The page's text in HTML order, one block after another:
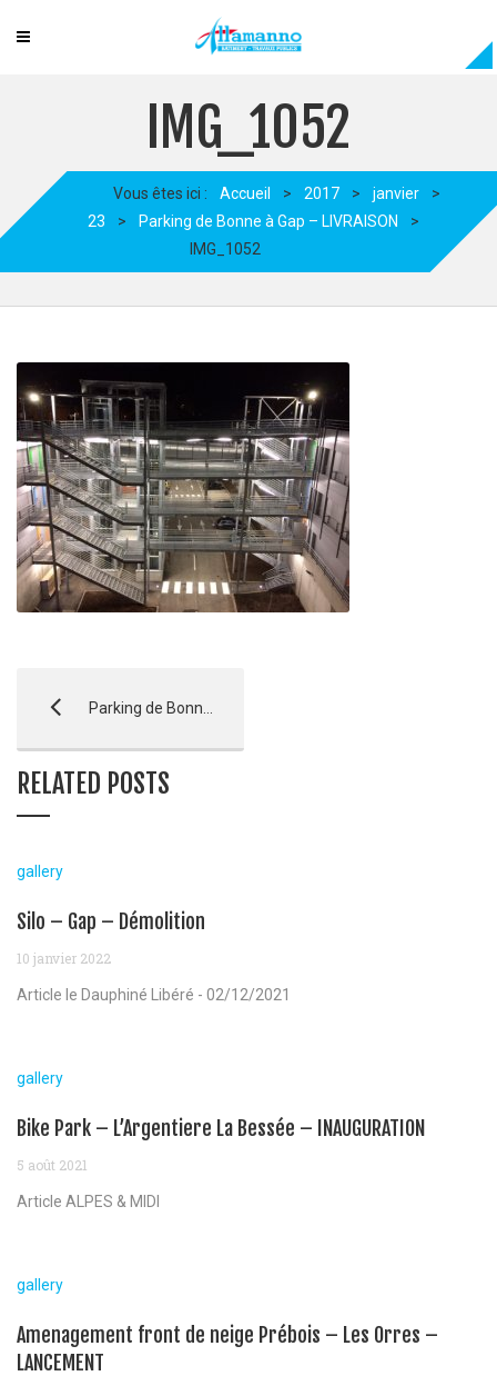
IMG_1052
Vous êtes ici : Accueil > 2017 > janvier
>
23
> Parking de Bonne à Gap – LIVRAISON
>
IMG_1052
Parking de Bonne à Gap – LIVRAISON
RELATED POSTS
gallery
Silo – Gap – Démolition
10 janvier 2022
Article le Dauphiné Libéré - 02/12/2021
gallery
Bike Park – L’Argentiere La Bessée – INAUGURATION
5 août 2021
Article ALPES & MIDI
gallery
Amenagement front de neige Prébois – Les Orres –
LANCEMENT